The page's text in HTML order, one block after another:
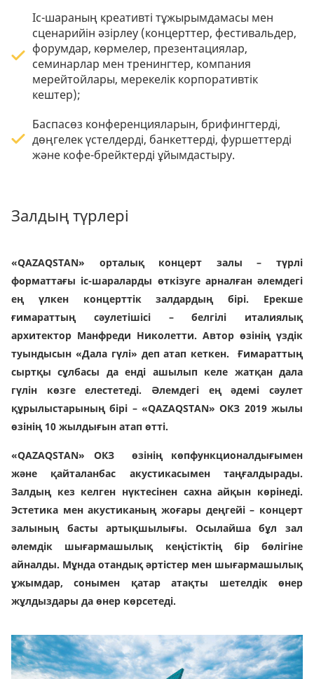
Іс-шараның креативті тұжырымдамасы мен
сценарийін әзірлеу (концерттер, фестивальдер,
форумдар, көрмелер, презентациялар,
семинарлар мен тренингтер, компания
мерейтойлары, мерекелік корпоративтік
кештер);
Баспасөз конференцияларын, брифингтерді,
дөңгелек үстелдерді, банкеттерді, фуршеттерді
және кофе-брейктерді ұйымдастыру.
Залдың түрлері
«QAZAQSTAN» орталық концерт залы – түрлі
форматтағы іс-шараларды өткізуге арналған әлемдегі
ең үлкен концерттік залдардың бірі. Ерекше
ғимараттың сәулетішісі – белгілі италиялық
архитектор Манфреди Николетти. Автор өзінің үздік
туындысын «Дала гүлі» деп атап кеткен. Ғимараттың
сыртқы сұлбасы да енді ашылып келе жатқан дала
гүлін көзге елестетеді. Әлемдегі ең әдемі сәулет
құрылыстарының бірі – «QAZAQSTAN» ОКЗ 2019 жылы
өзінің 10 жылдығын атап өтті.
«QAZAQSTAN» ОКЗ өзінің көпфункционалдығымен
және қайталанбас акустикасымен таңғалдырады.
Залдың кез келген нүктесінен сахна айқын көрінеді.
Эстетика мен акустиканың жоғары деңгейі – концерт
залының басты артықшылығы. Осылайша бұл зал
әлемдік шығармашылық кеңістіктің бір бөлігіне
айналды. Мұнда отандық әртістер мен шығармашылық
ұжымдар, сонымен қатар атақты шетелдік өнер
жұлдыздары да өнер көрсетеді.